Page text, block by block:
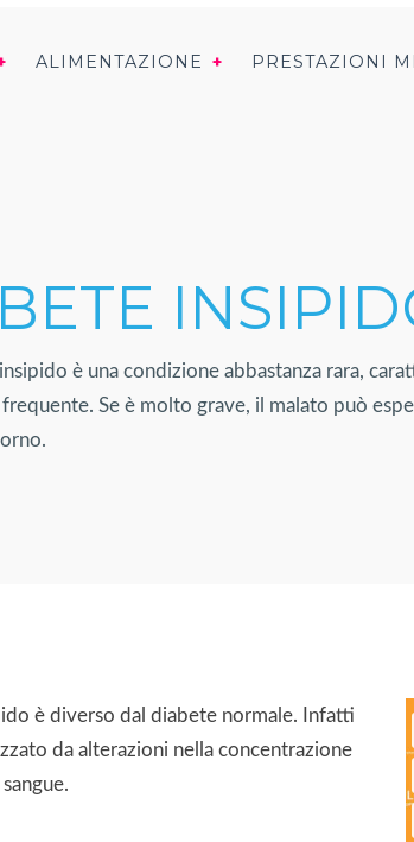
ALIMENTAZIONE PRESTAZIONI
insipido è una condizione abbastanza rara,
Se è molto grave, il malato può
è diverso dal diabete normale. Infatti
da alterazioni nella concentrazione